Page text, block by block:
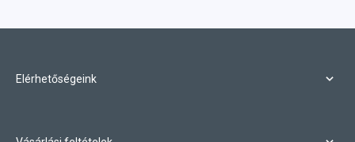
Elérhetőségeink